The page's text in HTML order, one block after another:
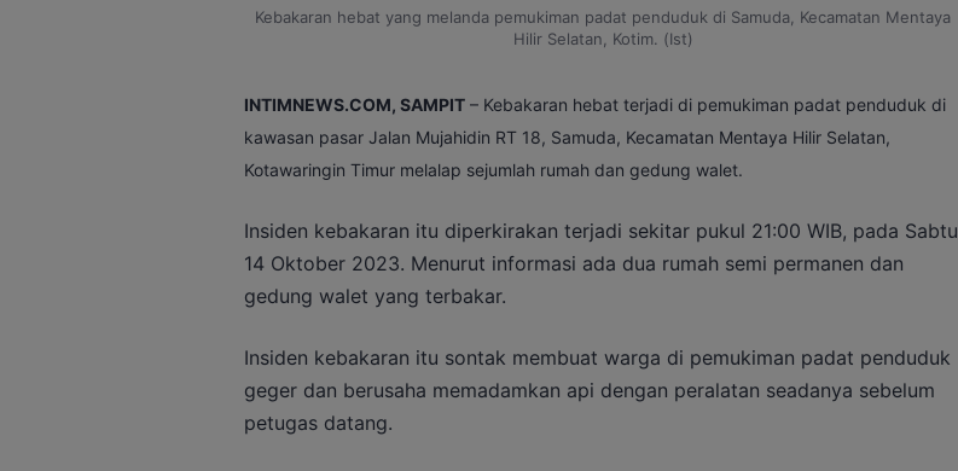
Kebakaran hebat yang melanda pemukiman padat penduduk di Samuda, Kecamatan Mentaya
Hilir Selatan, Kotim. (Ist)
INTIMNEWS.COM, SAMPIT– Kebakaran hebat terjadi di pemukiman padat penduduk di
kawasan pasar Jalan Mujahidin RT 18, Samuda, Kecamatan Mentaya Hilir Selatan,
Kotawaringin Timur melalap sejumlah rumah dan gedung walet.
Insiden kebakaran itu diperkirakan terjadi sekitar pukul 21:00 WIB, pada Sabtu
14 Oktober 2023. Menurut informasi ada dua rumah semi permanen dan
gedung walet yang terbakar.
Insiden kebakaran itu sontak membuat warga di pemukiman padat penduduk
geger dan berusaha memadamkan api dengan peralatan seadanya sebelum
petugas datang.